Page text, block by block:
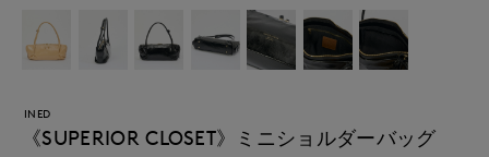
INED
《SUPERIOR CLOSET》ミニショルダーバッグ